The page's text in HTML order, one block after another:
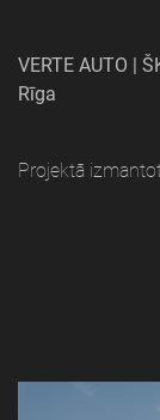
VERTE AUTO |
Rīga
Projektā